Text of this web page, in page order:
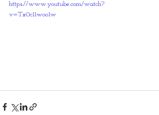
https://www.youtube.com/watch?
v=Tx0c11woo1w